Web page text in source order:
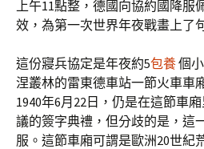
上午11點整，德國向協約國降服
效，為第一次世界年夜戰畫上了
這份寢兵協定是年夜約5包養個
涅叢林的雷東德車站一節火車車
1940年6月22日，仍是在這節車
議的簽字典禮，但分歧的是，這
服。這節車廂可謂是歐洲20世紀